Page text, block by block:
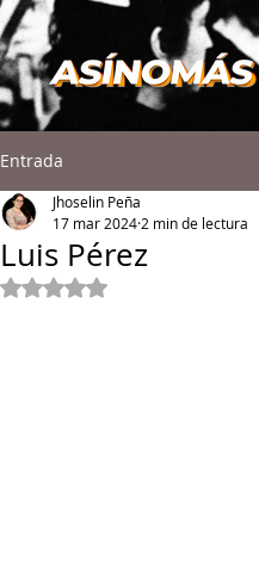
Entrada
Luis Pérez
Jhoselin Peña
17 mar 2024 2 min de lectura
Obtuvo NaN de 5 estrellas.